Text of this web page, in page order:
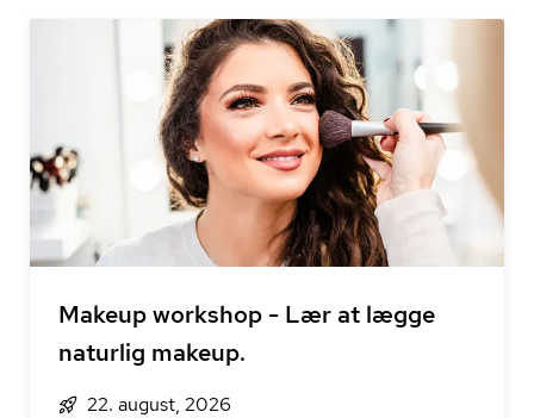
Makeup workshop - Lær at lægge
naturlig makeup.
22. august, 2026